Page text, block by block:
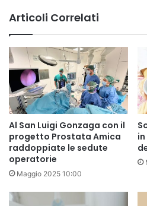
Articoli Correlati
Al San Luigi Gonzaga con il
progetto Prostata Amica
raddoppiate le sedute
operatorie
Maggio 2025 10:00